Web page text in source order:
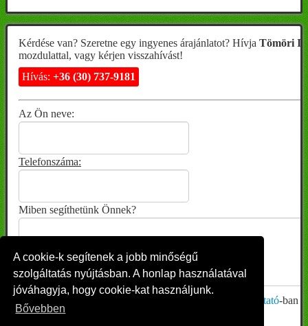
A cookie-k segítenek a jobb minőségű
szolgáltatás nyújtásban. A honlap használatával
jóváhagyja, hogy cookie-kat használjunk.
Bővebben
Kérdése van? Szeretne egy ingyenes árajánlatot? Hívja Tömöri
mozdulattal, vagy kérjen visszahívást!
Hívás: +36 (30) 737-9181
Az Ön neve:
Telefonszáma:
Miben segíthetünk Önnek?
Adatvédelmi Tájékoztató-ban